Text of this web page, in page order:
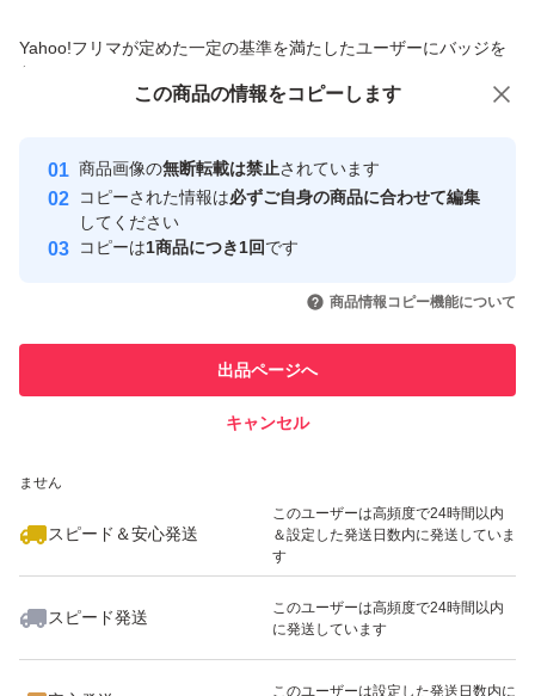
Yahoo!フリマが定めた一定の基準を満たしたユーザーにバッジを
付与しています
安心取引出品者
心・安全なユーザーです
取引実績
引を完了させた実績があります
での取引実績があります
ません
スピード＆安心発送
このユーザーは高頻度で24時間以内
＆設定した発送日数内に発送していま
す
スピード発送
このユーザーは高頻度で24時間以内
に発送しています
このユーザーは設定した発送日数内に
この商品の情報をコピーします
商品画像の無断転載は禁止されています
コピーされた情報は必ずご自身の商品に合わせて編集
してください
コピーは1商品につき1回です
商品情報コピー機能について
出品ページへ
キャンセル
この商品をみている人にオススメ
いいね！
4,780